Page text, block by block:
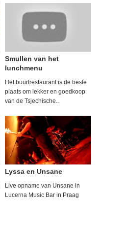
Smullen van het
lunchmenu
Het buurtrestaurant is de beste
plaats om lekker en goedkoop
van de Tsjechische..
Lyssa en Unsane
Live opname van Unsane in
Lucerna Music Bar in Praag